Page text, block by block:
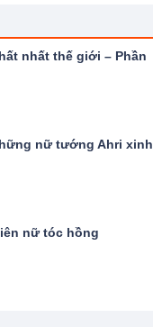
nhất thế giới – Phần
nữ tướng Ahri xinh
nữ tóc hồng